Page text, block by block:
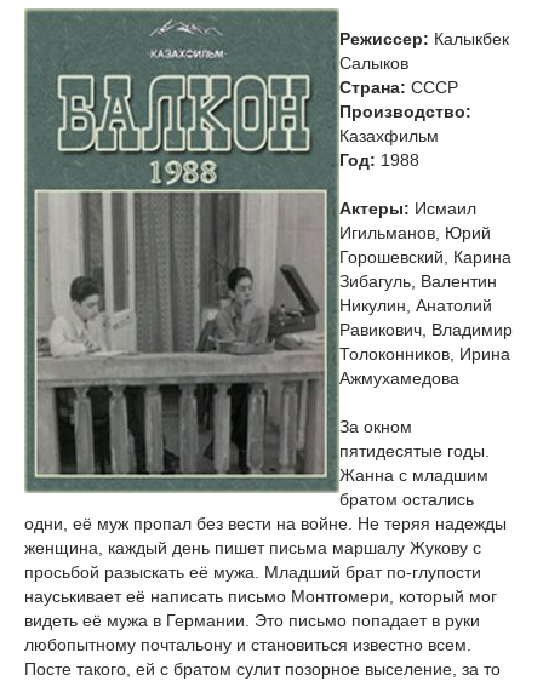
Режиссер: Калыкбек
Салыков
Страна: СССР
Производство:
Казахфильм
Год: 1988
Актеры: Исмаил
Игильманов, Юрий
Горошевский, Карина
Зибагуль, Валентин
Никулин, Анатолий
Равикович, Владимир
Толоконников, Ирина
Ажмухамедова
За окном
пятидесятые годы.
Жанна с младшим
братом остались
одни, её муж пропал без вести на войне. Не теряя надежды
женщина, каждый день пишет письма маршалу Жукову с
просьбой разыскать её мужа. Младший брат по-глупости
науськивает её написать письмо Монтгомери, который мог
видеть её мужа в Германии. Это письмо попадает в руки
любопытному почтальону и становиться известно всем.
Посте такого, ей с братом сулит позорное выселение, за то